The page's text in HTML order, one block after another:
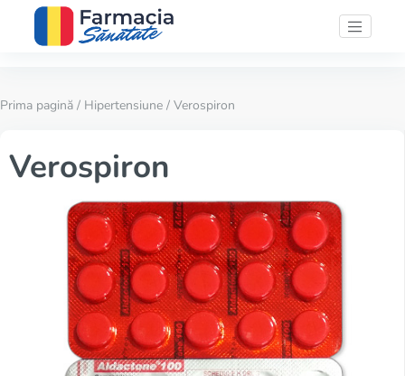
Prima pagină / Hipertensiune / Verospiron
Verospiron